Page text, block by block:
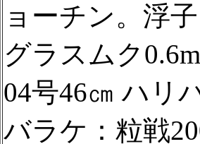
ョーチン。浮
グラスムク
04号46㎝ ハリ
バラケ：粒戦